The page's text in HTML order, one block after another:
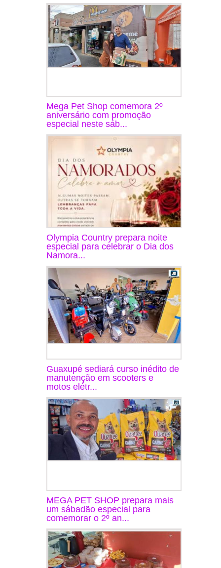
Mega Pet Shop comemora 2º
aniversário com promoção
especial neste sáb...
Olympia Country prepara noite
especial para celebrar o Dia dos
Namora...
Guaxupé sediará curso inédito de
manutenção em scooters e
motos elétr...
MEGA PET SHOP prepara mais
um sábadão especial para
comemorar o 2º an...